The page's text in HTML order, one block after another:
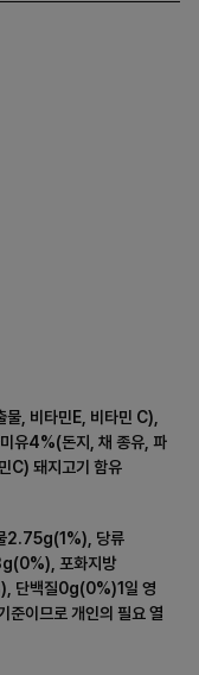
, 비타민E, 비타민 C),
유4%(돈지, 채 종유, 파
C) 돼지고기 함유
2.75g(1%), 당류
포화지방
단백질0g(0%)1일 영
이므로 개인의 필요 열